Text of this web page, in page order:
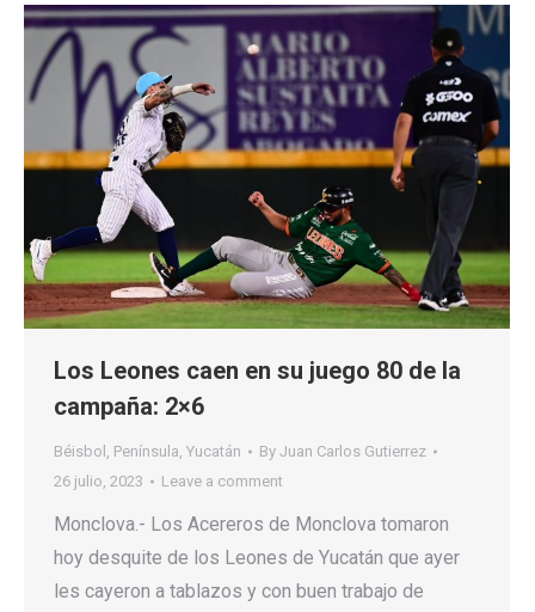
Los Leones caen en su juego 80 de la
campaña: 2×6
Béisbol , Península, Yucatán By Juan Carlos Gutierrez
26 julio, 2023
Leave a comment
Monclova.- Los Acereros de Monclova tomaron
hoy desquite de los Leones de Yucatán que ayer
les cayeron a tablazos y con buen trabajo de